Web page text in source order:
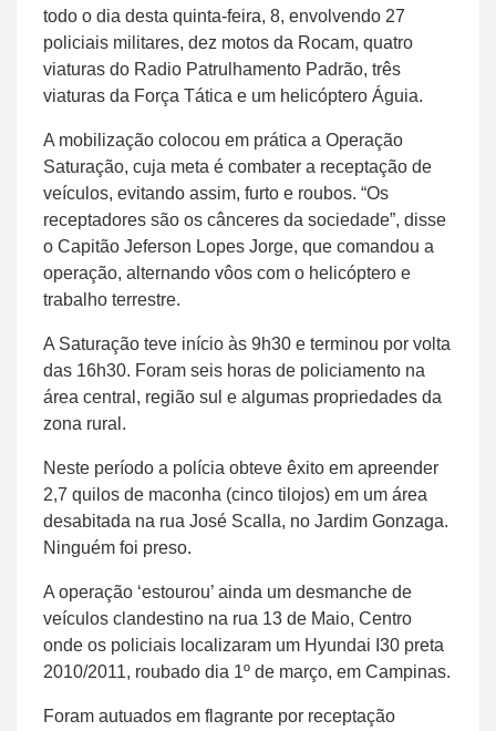
todo o dia desta quinta-feira, 8, envolvendo 27
policiais militares, dez motos da Rocam, quatro
viaturas do Radio Patrulhamento Padrão, três
viaturas da Força Tática e um helicóptero Águia.
A mobilização colocou em prática a Operação
Saturação, cuja meta é combater a receptação de
veículos, evitando assim, furto e roubos. “Os
receptadores são os cânceres da sociedade”, disse
o Capitão Jeferson Lopes Jorge, que comandou a
operação, alternando vôos com o helicóptero e
trabalho terrestre.
A Saturação teve início às 9h30 e terminou por volta
das 16h30. Foram seis horas de policiamento na
área central, região sul e algumas propriedades da
zona rural.
Neste período a polícia obteve êxito em apreender
2,7 quilos de maconha (cinco tilojos) em um área
desabitada na rua José Scalla, no Jardim Gonzaga.
Ninguém foi preso.
A operação ‘estourou’ ainda um desmanche de
veículos clandestino na rua 13 de Maio, Centro
onde os policiais localizaram um Hyundai I30 preta
2010/2011, roubado dia 1º de março, em Campinas.
Foram autuados em flagrante por receptação